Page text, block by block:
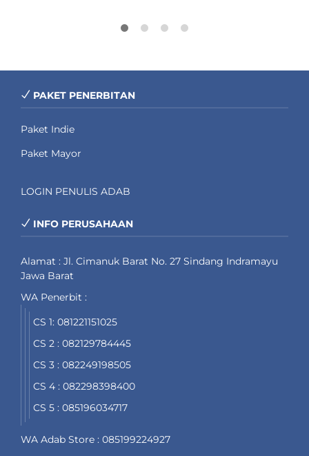
PAKET PENERBITAN
Paket Indie
Paket Mayor
LOGIN PENULIS ADAB
INFO PERUSAHAAN
Alamat : Jl. Cimanuk Barat No. 27 Sindang Indramayu
Jawa Barat
WA Penerbit :
CS 1: 081221151025
CS 2 : 082129784445
CS 3 : 082249198505
CS 4 : 082298398400
CS 5 : 085196034717
WA Adab Store : 085199224927